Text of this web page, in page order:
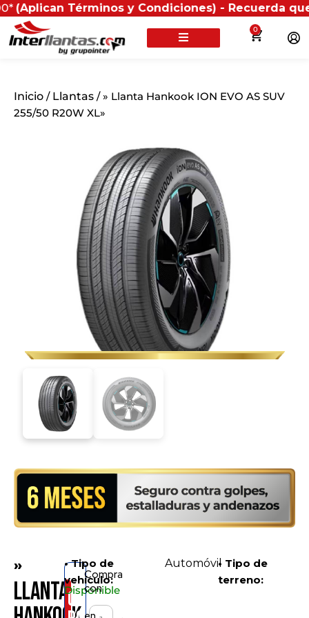
Términos y Condiciones) - Recuerda que si
0
Inicio / Llantas / » Llanta Hankook ION EVO AS SUV
255/50 R20W XL»
»
LlantaConsíguelo
Disponible
Compra
con
• Tipo de
vehículo:
Automóvil• Tipo de
terreno: